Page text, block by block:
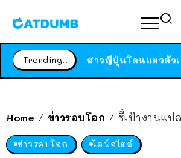
Trending!!
Home / ข่าวรอบโลก / ชี้เป้างานแปลกรายได้ดี “นักพิสูจน์บ้า
ข่าวรอบโลก ไลฟ์สไตล์